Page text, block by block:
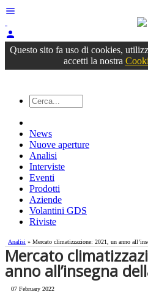
menu
person
Questo sito fa uso di cookies,
accetti la nostra
News
Nuove aperture
Analisi
Interviste
Eventi
Prodotti
Aziende
Volantini GDS
Riviste
Analisi » Mercato climatizzazione: 2021, un anno
Mercato
anno all’insegna
07 February 2022